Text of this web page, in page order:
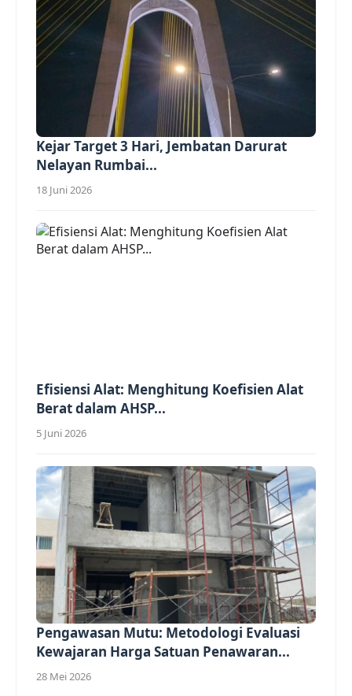
Kejar Target 3 Hari, Jembatan Darurat
Nelayan Rumbai...
18 Juni 2026
Efisiensi Alat: Menghitung Koefisien Alat
Berat dalam AHSP...
5 Juni 2026
Pengawasan Mutu: Metodologi Evaluasi
Kewajaran Harga Satuan Penawaran...
28 Mei 2026